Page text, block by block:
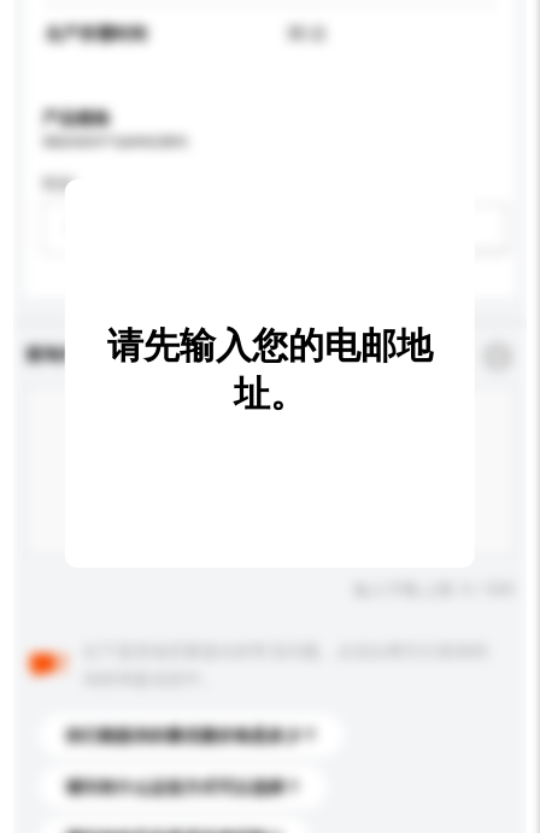
生产所需时间
产品规格
性别
查询内容 *必须填写
你们能提供的最优惠价格是多少？
请问有什么运送方式可以选择？
请先输入您的电邮地
址。